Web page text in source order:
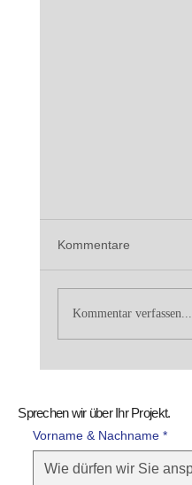
Kommentare
Kommentar verfassen...
Vorname & Nachname *
Sprechen wir über Ihr Projekt.